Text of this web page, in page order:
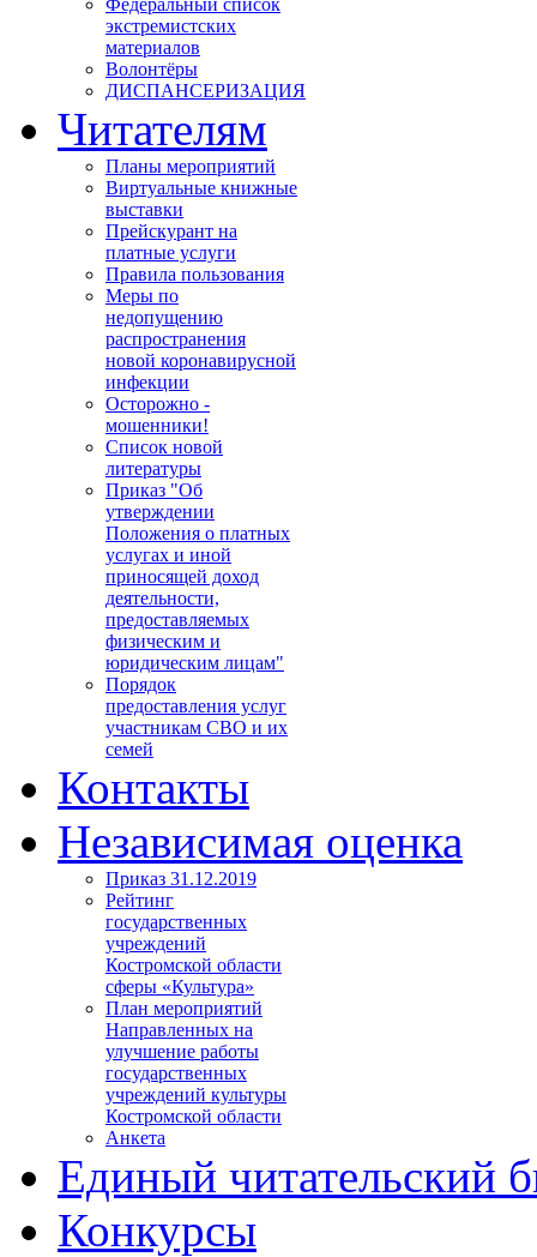
экстремистских
материалов
Волонтёры
ДИСПАНСЕРИЗАЦИЯ
Читателям
Планы мероприятий
Виртуальные книжные
выставки
Прейскурант на
платные услуги
Правила пользования
Меры по
недопущению
распространения
новой коронавирусной
инфекции
Осторожно -
мошенники!
Список новой
литературы
Приказ "Об
утверждении
Положения о платных
услугах и иной
приносящей доход
деятельности,
предоставляемых
физическим и
юридическим лицам"
Порядок
предоставления услуг
участникам СВО и их
семей
Контакты
Независимая оценка
Приказ 31.12.2019
Рейтинг
государственных
учреждений
Костромской области
сферы «Культура»
План мероприятий
Направленных на
улучшение работы
государственных
учреждений культуры
Костромской области
Анкета
Единый читательский
Конкурсы